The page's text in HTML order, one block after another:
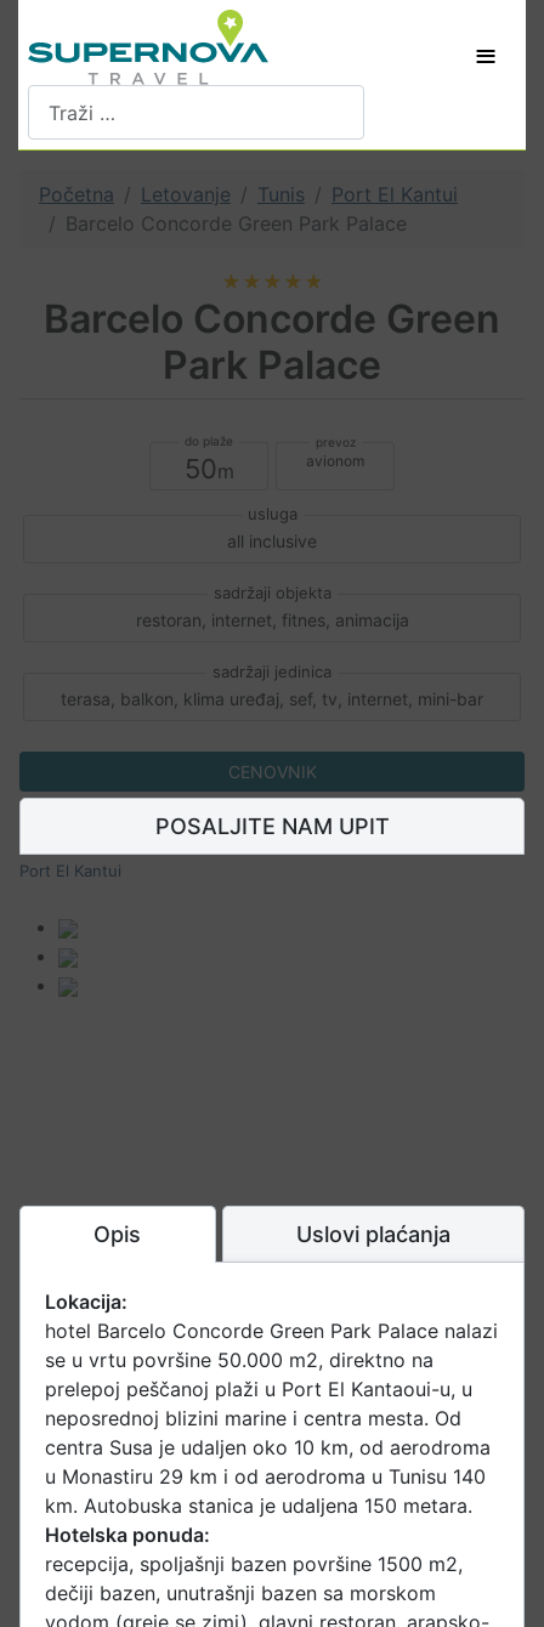
≡
Pretraži
Početna Letovanje Tunis
Port El Kantui
Barcelo Concorde Green Park Palace
★★★★★
Barcelo Concorde Green
Park Palace
50 avionom
all inclusive
restoran, internet, fitnes, animacija
terasa, balkon, klima uređaj, sef, tv, internet, mini-bar
CENOVNIK
POSALJITE NAM UPIT
Port El Kantui
Opis Uslovi plaćanja
Lokacija:
hotel Barcelo Concorde Green Park Palace nalazi
se u vrtu površine 50.000 m2, direktno na
prelepoj peščanoj plaži u Port El Kantaoui-u, u
neposrednoj blizini marine i centra mesta. Od
centra Susa je udaljen oko 10 km, od aerodroma
u Monastiru 29 km i od aerodroma u Tunisu 140
km. Autobuska stanica je udaljena 150 metara.
Hotelska ponuda:
recepcija, spoljašnji bazen površine 1500 m2,
dečiji bazen, unutrašnji bazen sa morskom